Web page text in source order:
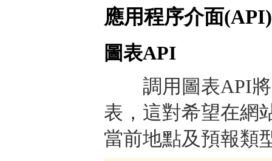
應用程序介面(API)
圖表API
調用圖表API將
表，這對希望在網
當前地點及預報類